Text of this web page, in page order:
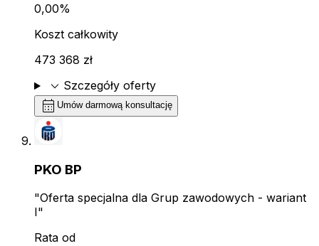
0,00%
Koszt całkowity
473 368 zł
expand_more Szczegóły oferty
calendar_month Umów darmową konsultację
PKO BP
"Oferta specjalna dla Grup zawodowych - wariant
I"
Rata od